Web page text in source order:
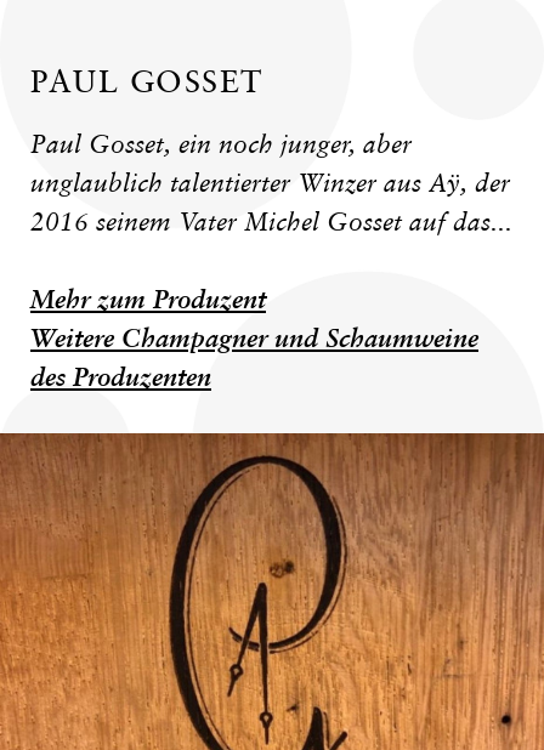
PAUL GOSSET
Paul Gosset, ein noch junger, aber
unglaublich talentierter Winzer aus Aÿ, der
2016 seinem Vater Michel Gosset auf das...
Mehr zum Produzent
Weitere Champagner und Schaumweine
des Produzenten